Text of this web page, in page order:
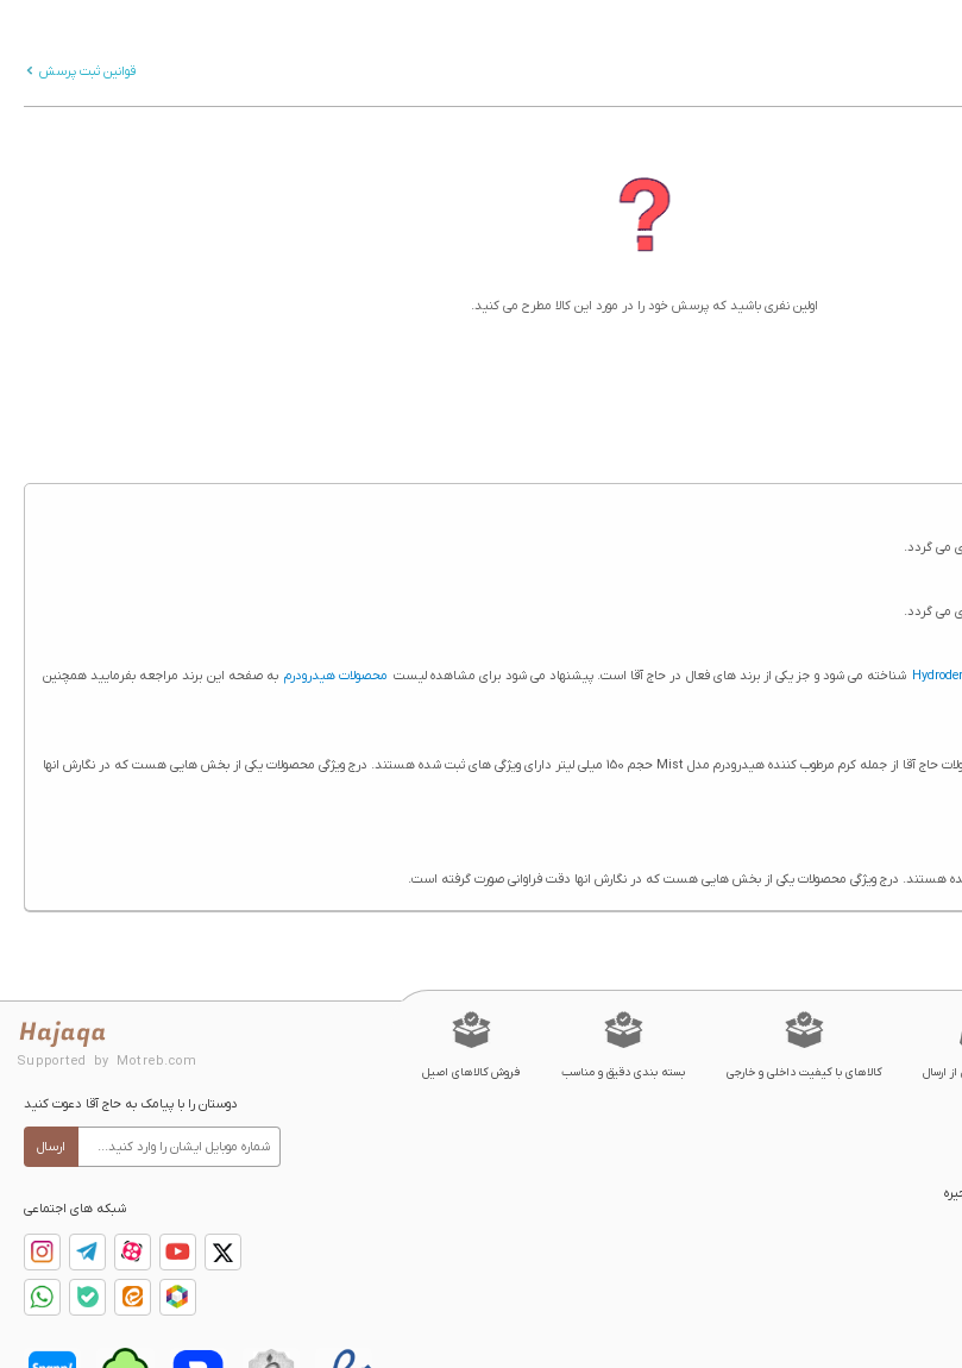
قوانین ثبت پرسش
اولین نفری باشید که پرسش خود را در مورد این کالا مطرح می کنید.
می گردد.
می گردد.
شناخته می شود و جز یکی از برند های فعال در حاج آقا است. پیشنهاد می شود برای مشاهده لیست محصولات هیدرودرم به صفحه این برند مراجعه بفرمایید همچنین
ویژگی های کرم مرطوب کننده هیدرودرم مدل Mist حجم 150 میلی لیتر در سایت حاج آقا درج شده است. تمامی محصولات حاج آقا از جمله کرم مرطوب کننده هیدرودرم مدل Mist حجم 150 میلی لیتر دارای ویژگی های ثبت شده هستند. درج ویژگی محصولات یکی از بخش هایی هست که در نگارش انها
ارسال کالاهای با کیفیت داخلی و خارجی بسته بندی دقیق و مناسب فروش کالاهای اصیل
Supported by Motreb.com
دوستان را با پیامک به حاج آقا دعوت کنید
ارسال
شبکه های اجتماعی